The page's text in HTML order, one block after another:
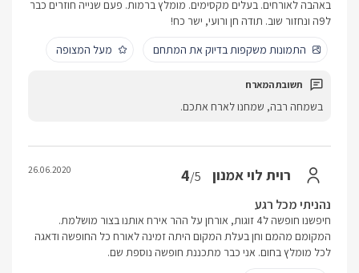
באהבה לאורחים. בעלים מקסימים. מומלץ ברמות. פעם שנייה חוזרים כבר
ל9ה ונחזור שוב. תודה חן ורועי, ישר כח!
התמונות משקפות בדיוק את המתחם
מעל המצופה
בשמחה רבה, שמחנו לארח אתכם.
רוית לוי אמנון 4/5
26.06.2020
נהניתי מכל רגע
חיפשנו חופשה ל4 זוגות, אורחן על ההר אירח אותנו בצור מושלמת.
המקומם מהמם וחן בעלת המקום היתה זמינה לאורח כל החופשה ודאגה
לכל מומלץ בחום. אני כבר מתכננת חופשה נוספת שם.